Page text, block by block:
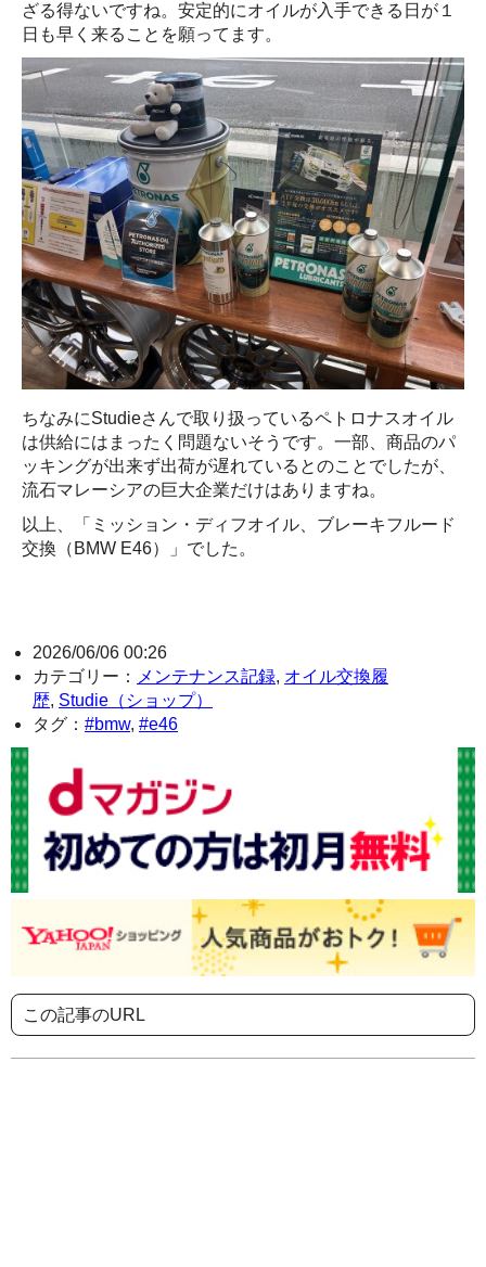
ざる得ないですね。安定的にオイルが入手できる日が１
日も早く来ることを願ってます。
ちなみにStudieさんで取り扱っているペトロナスオイル
は供給にはまったく問題ないそうです。一部、商品のパ
ッキングが出来ず出荷が遅れているとのことでしたが、
流石マレーシアの巨大企業だけはありますね。
以上、「ミッション・ディフオイル、ブレーキフルード
交換（BMW E46）」でした。
2026/06/06 00:26
カテゴリー：
メンテナンス記録, オイル交換履
歴, Studie（ショップ）
タグ： #bmw, #e46
この記事のURL